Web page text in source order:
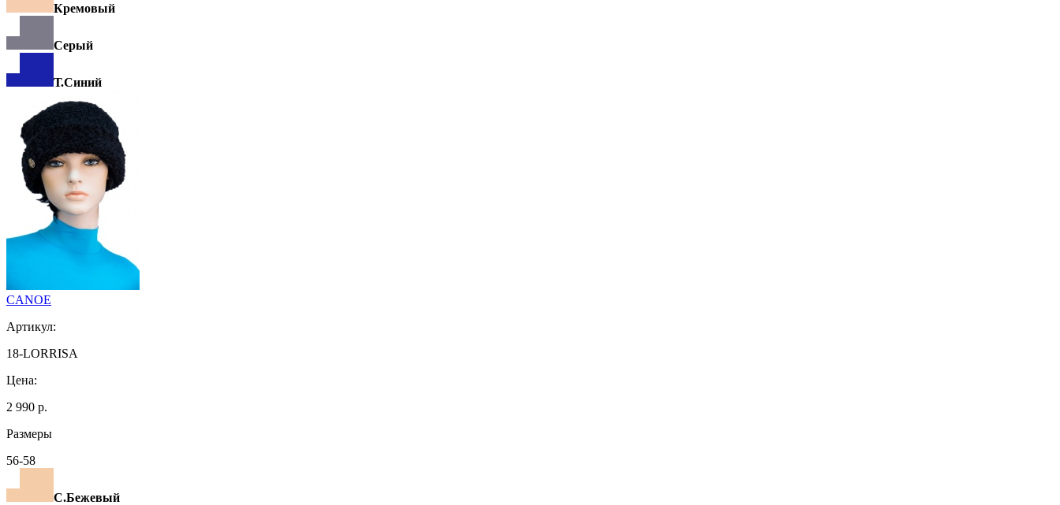
Кремовый
Серый
Т.Синий
CANOE
Артикул:
18-LORRISA
Цена:
2 990 р.
Размеры
56-58
С.Бежевый